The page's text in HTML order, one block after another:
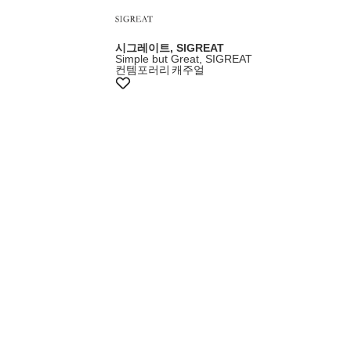
시그레이트, SIGREAT
Simple but Great, SIGREAT
컨템포러리 캐주얼